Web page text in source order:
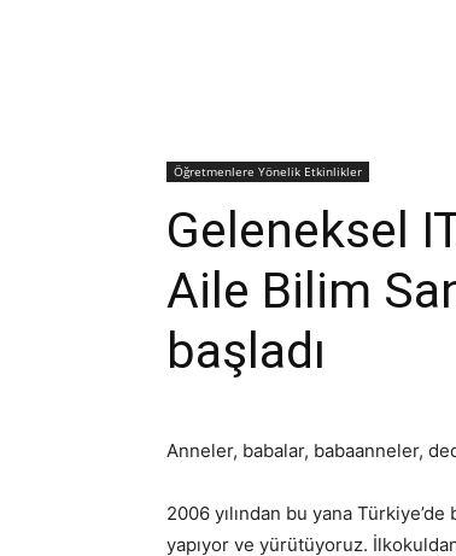
Öğretmenlere Yönelik Etkinlikler
Geleneksel
Aile Bilim
başladı
Anneler, babalar, babaanneler,
2006 yılından bu yana
yapıyor ve yürütüyoruz.